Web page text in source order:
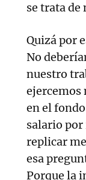
se trata
Quizá por
No
nuestro
ejercemos
en el
salario por
replicar
esa
Porque la